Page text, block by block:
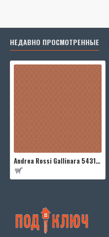
НЕДАВНО ПРОСМОТРЕННЫЕ
Andrea Rossi Gallinara 54315-9